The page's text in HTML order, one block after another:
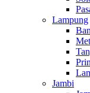
Lampung
Jambi